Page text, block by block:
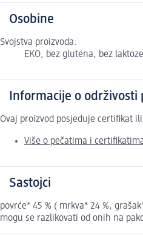
Osobine
Svojstva proizvoda:
EKO, bez glutena, bez laktoze
Informacije o održivosti
Ovaj proizvod posjeduje certifikat
Više o pečatima i
Sastojci
povrće* 45 % ( mrkva* 24 %,
mogu se razlikovati od onih na